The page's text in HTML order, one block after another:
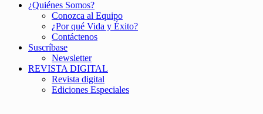
¿Quiénes Somos?
Conozca al Equipo
¿Por qué Vida y Éxito?
Contáctenos
Suscríbase
Newsletter
REVISTA DIGITAL
Revista digital
Ediciones Especiales